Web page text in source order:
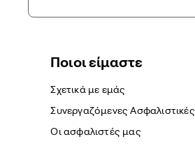
Ποιοι είμαστε
Σχετικά με εμάς
Συνεργαζόμενες Ασφαλιστικές
Οι ασφαλιστές μας